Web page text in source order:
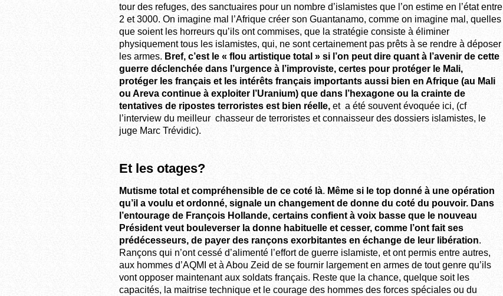
tour des refuges, des sanctuaires pour un nombre d’islamistes que l’on estime en l’état entre
2 et 3000. On imagine mal l’Afrique créer son Guantanamo, comme on imagine mal, quelles
que soient les horreurs qu’ils ont commises, que la stratégie consiste à éliminer
physiquement tous les islamistes, qui, ne sont certainement pas prêts à se rendre à déposer
les armes. Bref, c’est le « flou artistique total » si l’on peut dire quant à l’avenir de cette
guerre déclenchée dans l’urgence à l’improviste, certes pour protéger le Mali,
protéger les français et les intérêts français importants aussi bien en Afrique (au Mali
ou Areva continue à exploiter l’Uranium) que dans l’hexagone ou la crainte de
tentatives de ripostes terroristes est bien réelle, et a été souvent évoquée ici, (cf
l’interview du meilleur chasseur de terroristes et connaisseur des dossiers islamistes, le
juge Marc Trévidic).
Et les otages?
Mutisme total et compréhensible de ce coté là. Même si le top donné à une opération
qu’il a voulu et ordonné, signale un changement de donne du coté du pouvoir. Dans
l’entourage de François Hollande, certains confient à voix basse que le nouveau
Président veut bouleverser la donne habituelle et cesser, comme l’ont fait ses
prédécesseurs, de payer des rançons exorbitantes en échange de leur libération.
Rançons qui n’ont cessé d’alimenté l’effort de guerre islamiste, et ont permis entre autres,
aux hommes d’AQMI et à Abou Zeid de se fournir largement en armes de tout genre qu’ils
vont opposer maintenant aux soldats français. Reste que la chance, quelque soit les
capacités, la maitrise technique et le courage des hommes des forces spéciales ou du